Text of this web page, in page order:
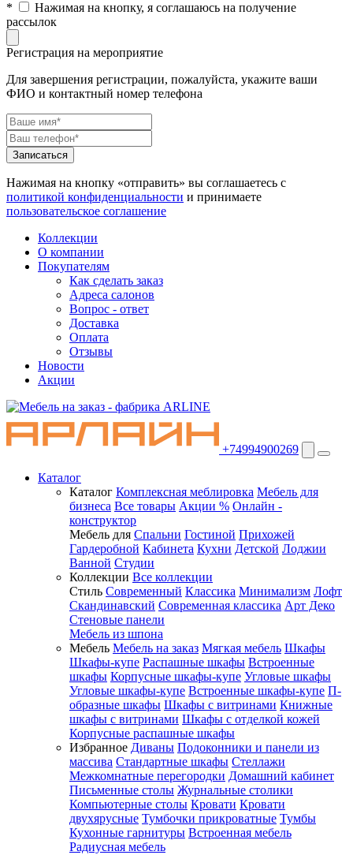
*
Нажимая на кнопку, я соглашаюсь на получение
рассылок
Регистрация на мероприятие
Для завершения регистрации, пожалуйста, укажите ваши
ФИО и контактный номер телефона
Нажимая на кнопку «отправить» вы соглашаетесь с
политикой конфиденциальности и принимаете
пользовательское соглашение
Коллекции
О компании
Покупателям
Как сделать заказ
Адреса салонов
Вопрос - ответ
Доставка
Оплата
Отзывы
Новости
Акции
+74994900269
Каталог
Каталог Комплексная меблировка Мебель для
бизнеса Все товары Акции % Онлайн -
конструктор
Мебель для Спальни Гостиной Прихожей
Гардеробной Кабинета Кухни Детской Лоджии
Ванной Студии
Коллекции Все коллекции
Стиль Современный Классика Минимализм Лофт
Скандинавский Современная классика Арт Деко
Стеновые панели
Мебель из шпона
Мебель Мебель на заказ Мягкая мебель Шкафы
Шкафы-купе Распашные шкафы Встроенные
шкафы Корпусные шкафы-купе Угловые шкафы
Угловые шкафы-купе Встроенные шкафы-купе П-
образные шкафы Шкафы с витринами Книжные
шкафы с витринами Шкафы c отделкой кожей
Корпусные распашные шкафы
Избранное Диваны Подоконники и панели из
массива Стандартные шкафы Стеллажи
Межкомнатные перегородки Домашний кабинет
Письменные столы Журнальные столики
Компьютерные столы Кровати Кровати
двухярусные Тумбочки прикроватные Тумбы
Кухонные гарнитуры Встроенная мебель
Радиусная мебель